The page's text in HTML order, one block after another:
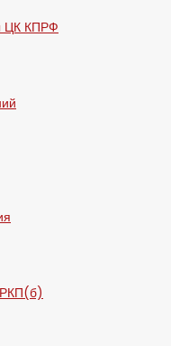
ЦК КПРФ
РКП(б)